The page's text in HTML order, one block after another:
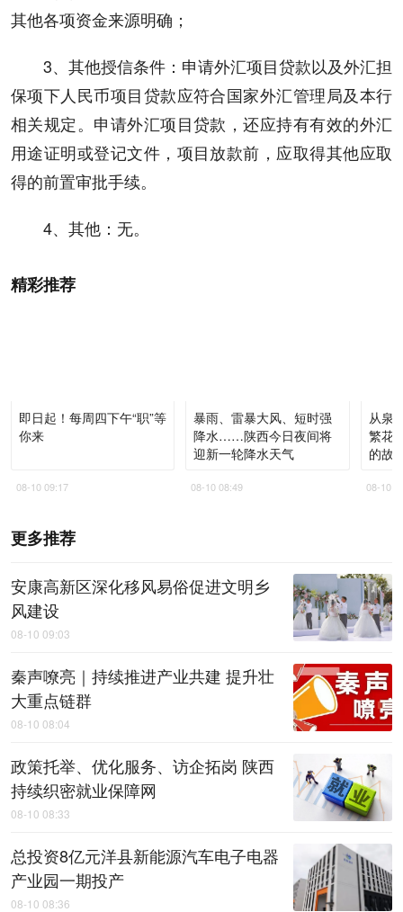
其他各项资金来源明确；
3、其他授信条件：申请外汇项目贷款以及外汇担
保项下人民币项目贷款应符合国家外汇管理局及本行
相关规定。申请外汇项目贷款，还应持有有效的外汇
用途证明或登记文件，项目放款前，应取得其他应取
得的前置审批手续。
4、其他：无。
精彩推荐
即日起！每周四下午“职”等
你来
08-10 09:17
暴雨、雷暴大风、短时强
降水……陕西今日夜间将
迎新一轮降水天气
08-10 08:49
从泉
繁花
的故
08-10
更多推荐
安康高新区深化移风易俗促进文明乡
风建设
08-10 09:03
秦声嘹亮｜持续推进产业共建 提升壮
大重点链群
08-10 08:04
政策托举、优化服务、访企拓岗 陕西
持续织密就业保障网
08-10 08:33
总投资8亿元洋县新能源汽车电子电器
产业园一期投产
08-10 08:36